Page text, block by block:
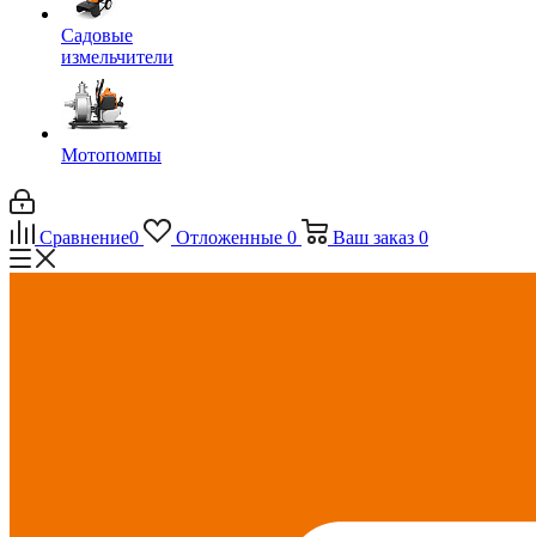
Садовые
измельчители
Мотопомпы
Сравнение0 Отложенные 0 Ваш заказ 0